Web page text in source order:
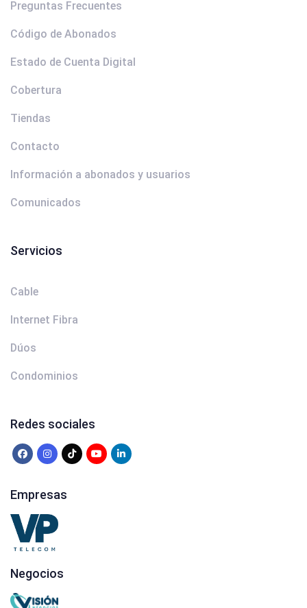
Preguntas Frecuentes
Código de Abonados
Estado de Cuenta Digital
Cobertura
Tiendas
Contacto
Información a abonados y usuarios
Comunicados
Servicios
Cable
Internet Fibra
Dúos
Condominios
Redes sociales
Empresas
Negocios